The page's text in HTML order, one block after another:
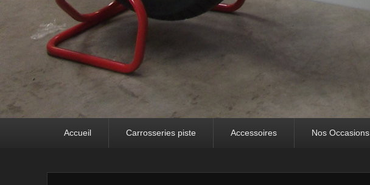
Accueil Carrosseries piste Accessoires Nos Occasions